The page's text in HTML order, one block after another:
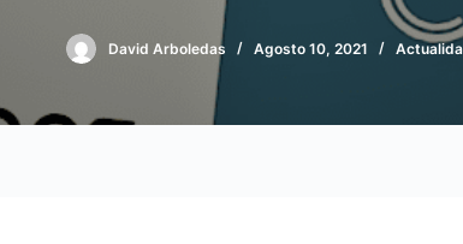
David Arboledas Agosto 10, 2021